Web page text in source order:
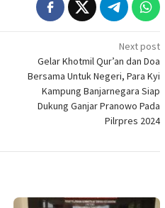
Next post
Gelar Khotmil Qur’an dan Doa
Bersama Untuk Negeri, Para Kyi
Kampung Banjarnegara Siap
Dukung Ganjar Pranowo Pada
Pilrpres 2024